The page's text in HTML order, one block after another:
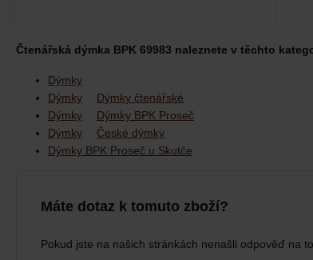
Čtenářská dýmka BPK 69983 naleznete v těchto
Dýmky
Dýmky
Dýmky čtenářské
Dýmky
Dýmky BPK Proseč
Dýmky
České dýmky
Dýmky BPK Proseč u Skutče
Máte dotaz k tomuto zboží?
Pokud jste na našich stránkách nenašli odpověď na